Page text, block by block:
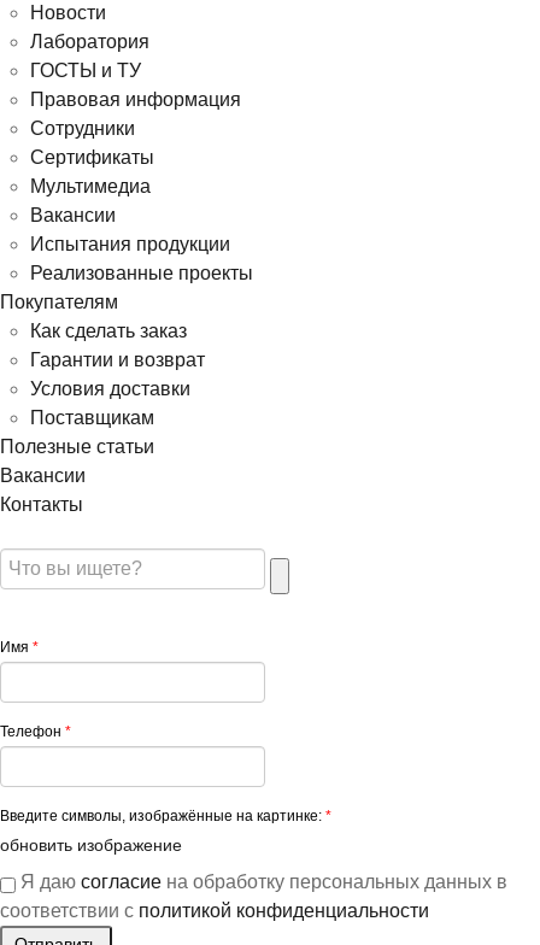
Новости
Лаборатория
ГОСТЫ и ТУ
Правовая информация
Сотрудники
Сертификаты
Мультимедиа
Вакансии
Испытания продукции
Реализованные проекты
Покупателям
Как сделать заказ
Гарантии и возврат
Условия доставки
Поставщикам
Полезные статьи
Вакансии
Контакты
Имя *
Телефон *
Введите символы, изображённые на картинке: *
обновить изображение
Я даю согласие на обработку персональных данных в
соответствии с политикой конфиденциальности